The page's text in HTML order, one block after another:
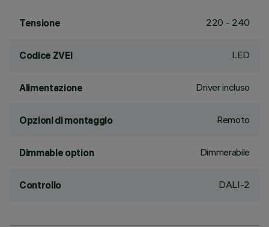
Tensione 220 - 240
Codice ZVEI LED
Alimentazione Driver incluso
Opzioni di montaggio Remoto
Dimmable option Dimmerabile
Controllo DALI-2